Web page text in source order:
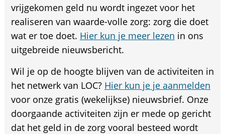
vrijgekomen geld nu wordt ingezet voor het
realiseren van waarde-volle zorg: zorg die doet
wat er toe doet. Hier kun je meer lezen in ons
uitgebreide nieuwsbericht.
Wil je op de hoogte blijven van de activiteiten in
het netwerk van LOC? Hier kun je je aanmelden
voor onze gratis (wekelijkse) nieuwsbrief. Onze
doorgaande activiteiten zijn er mede op gericht
dat het geld in de zorg vooral besteed wordt